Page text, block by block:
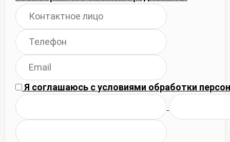
Я соглашаюсь сусловиями обработки